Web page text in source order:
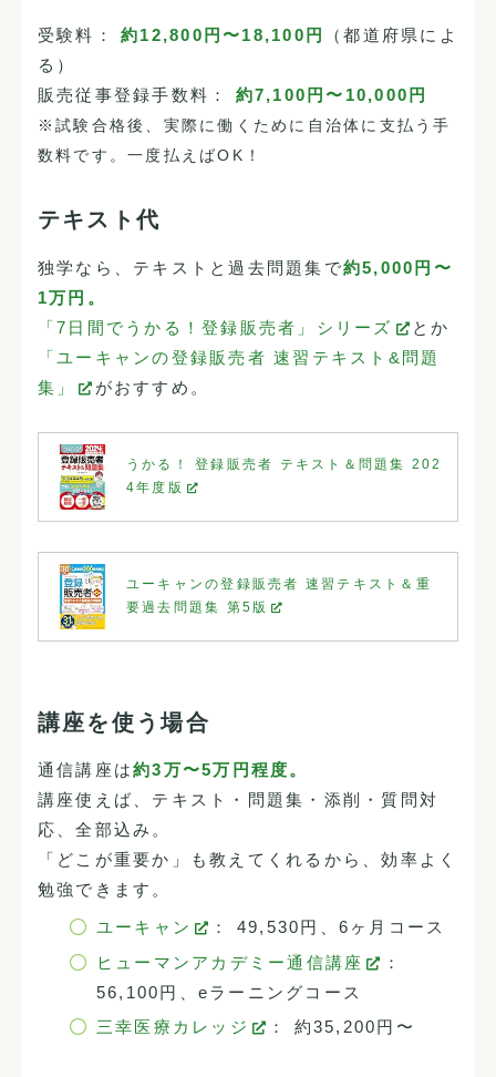
受験料： 約12,800円〜18,100円
（都道府県によ
る）
販売従事登録手数料： 約7,100円〜10,000円
※試験合格後、実際に働くために自治体に支払う手
数料です。一度払えばOK！
テキスト代
独学なら、テキストと過去問題集で約5,000円〜
1万円。
「7日間でうかる！登録販売者」シリーズ
とか
「ユーキャンの登録販売者 速習テキスト&問題
集」
がおすすめ。
うかる！ 登録販売者 テキスト＆問題集 202
4年度版
ユーキャンの登録販売者 速習テキスト＆重
要過去問題集 第5版
講座を使う場合
通信講座は約3万〜5万円程度。
講座使えば、テキスト・問題集・添削・質問対
応、全部込み。
「どこが重要か」も教えてくれるから、効率よく
勉強できます。
ユーキャン
： 49,530円、6ヶ月コース
ヒューマンアカデミー通信講座
：
56,100円、eラーニングコース
三幸医療カレッジ
： 約35,200円〜